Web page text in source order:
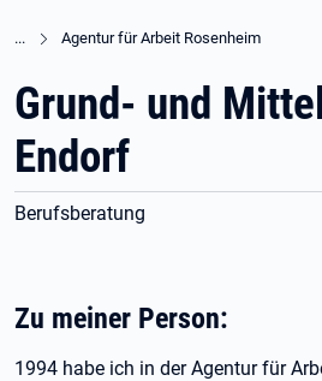
Agentur für Arbeit Rosenheim
Grund- und
Endorf
Berufsberatung
Zu meiner Person:
1994 habe ich in der Agentur für